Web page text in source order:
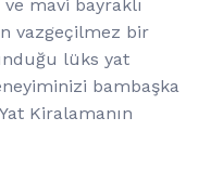
mavi bayraklı
vazgeçilmez bir
lüks yat
bambaşka
Kiralamanın